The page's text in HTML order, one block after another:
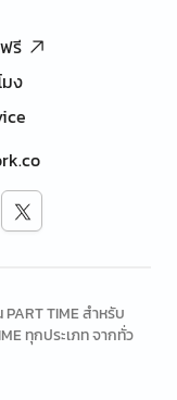
รี
มง
TIME สำหรับ
ทุกประเภท จากทั่ว